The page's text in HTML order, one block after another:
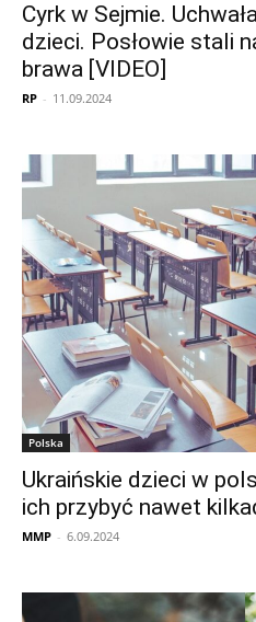
Cyrk w Sejmie.
dzieci. Posłowie stali
brawa [VIDEO]
RP - 11.09.2024
Polska
Ukraińskie dzieci w
ich przybyć nawet
MMP - 6.09.2024